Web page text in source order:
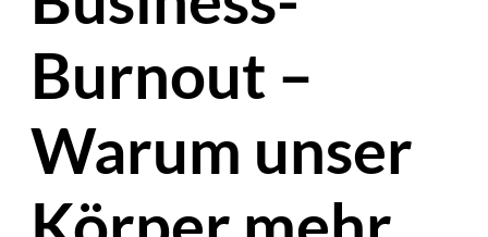
Burnout –
Warum unser